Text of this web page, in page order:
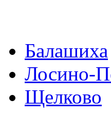
Балашиха
Лосино-
Щелково